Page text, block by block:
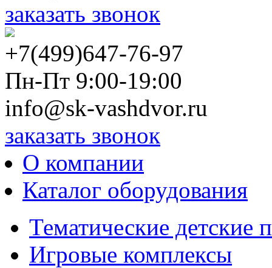
заказать звонок
+7(499)647-76-97
Пн-Пт 9:00-19:00
info@sk-vashdvor.ru
заказать звонок
О компании
Каталог оборудования
Тематические детские
Игровые комплексы